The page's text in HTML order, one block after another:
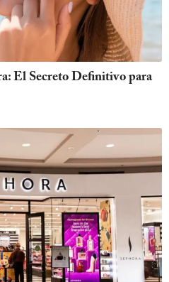
El Secreto Definitivo para